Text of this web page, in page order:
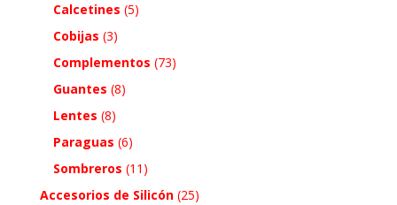
Calcetines (5)
Cobijas (3)
Complementos (73)
Guantes (8)
Lentes (8)
Paraguas (6)
Sombreros (11)
Accesorios de Silicón (25)